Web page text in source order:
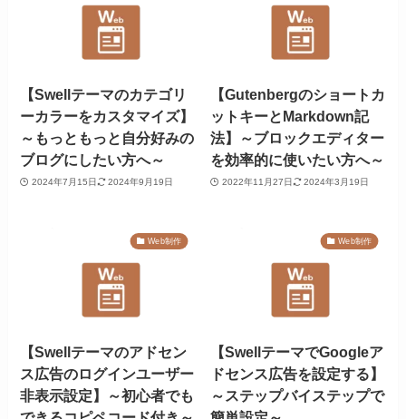
【Swellテーマのカテゴリ
ーカラーをカスタマイズ】
～もっともっと自分好みの
ブログにしたい方へ～
2024年7月15日 2024年9月19日
【Gutenbergのショートカ
ットキーとMarkdown記
法】～ブロックエディター
を効率的に使いたい方へ～
2022年11月27日 2024年3月19日
Web制作
【Swellテーマのアドセン
ス広告のログインユーザー
非表示設定】～初心者でも
Web制作
【SwellテーマでGoogleア
ドセンス広告を設定する】
～ステップバイステップで